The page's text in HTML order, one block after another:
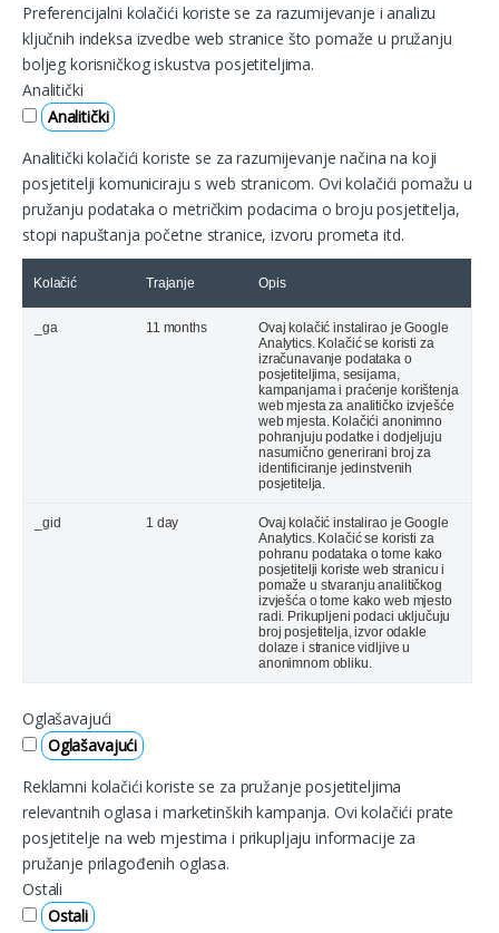
Preferencijalni kolačići koriste se za razumijevanje i analizu
ključnih indeksa izvedbe web stranice što pomaže u pružanju
boljeg korisničkog iskustva posjetiteljima.
Analitički
Analitički
Analitički kolačići koriste se za razumijevanje načina na koji
posjetitelji komuniciraju s web stranicom. Ovi kolačići pomažu u
pružanju podataka o metričkim podacima o broju posjetitelja,
stopi napuštanja početne stranice, izvoru prometa itd.
Kolačić Trajanje Opis
_ga 11 months
Ovaj kolačić instalirao je Google
Analytics. Kolačić se koristi za
izračunavanje podataka o
posjetiteljima, sesijama,
kampanjama i praćenje korištenja
web mjesta za analitičko izvješće
web mjesta. Kolačići anonimno
pohranjuju podatke i dodjeljuju
nasumično generirani broj za
identificiranje jedinstvenih
posjetitelja.
_gid 1 day
Ovaj kolačić instalirao je Google
Analytics. Kolačić se koristi za
pohranu podataka o tome kako
posjetitelji koriste web stranicu i
pomaže u stvaranju analitičkog
izvješća o tome kako web mjesto
radi. Prikupljeni podaci uključuju
broj posjetitelja, izvor odakle
dolaze i stranice vidljive u
anonimnom obliku.
Oglašavajući
Oglašavajući
Reklamni kolačići koriste se za pružanje posjetiteljima
relevantnih oglasa i marketinških kampanja. Ovi kolačići prate
posjetitelje na web mjestima i prikupljaju informacije za
pružanje prilagođenih oglasa.
Ostali
Ostali